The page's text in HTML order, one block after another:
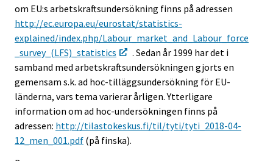
om EU:s arbetskraftsundersökning finns på adressen
http://ec.europa.eu/eurostat/statistics-
explained/index.php/Labour_market_and_Labour_force
_survey_(LFS)_statistics
. Sedan år 1999 har det i
samband med arbetskraftsundersökningen gjorts en
gemensam s.k. ad hoc-tilläggsundersökning för EU-
länderna, vars tema varierar årligen. Ytterligare
information om ad hoc-undersökningen finns på
adressen: http://tilastokeskus.fi/til/tyti/tyti_2018-04-
12_men_001.pdf (på finska).